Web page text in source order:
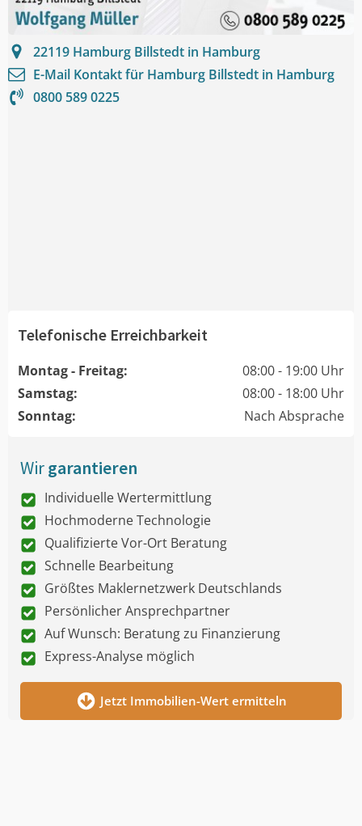
22119 Hamburg Billstedt in Hamburg
E-Mail Kontakt für Hamburg Billstedt in Hamburg
0800 589 0225
Telefonische Erreichbarkeit
Montag - Freitag:
08:00 - 19:00 Uhr
Samstag:
08:00 - 18:00 Uhr
Sonntag:
Nach Absprache
Wirgarantieren
Individuelle Wertermittlung
Hochmoderne Technologie
Qualifizierte Vor-Ort Beratung
Schnelle Bearbeitung
Größtes Maklernetzwerk Deutschlands
Persönlicher Ansprechpartner
Auf Wunsch: Beratung zu Finanzierung
Express-Analyse möglich
Jetzt Immobilien-Wert ermitteln